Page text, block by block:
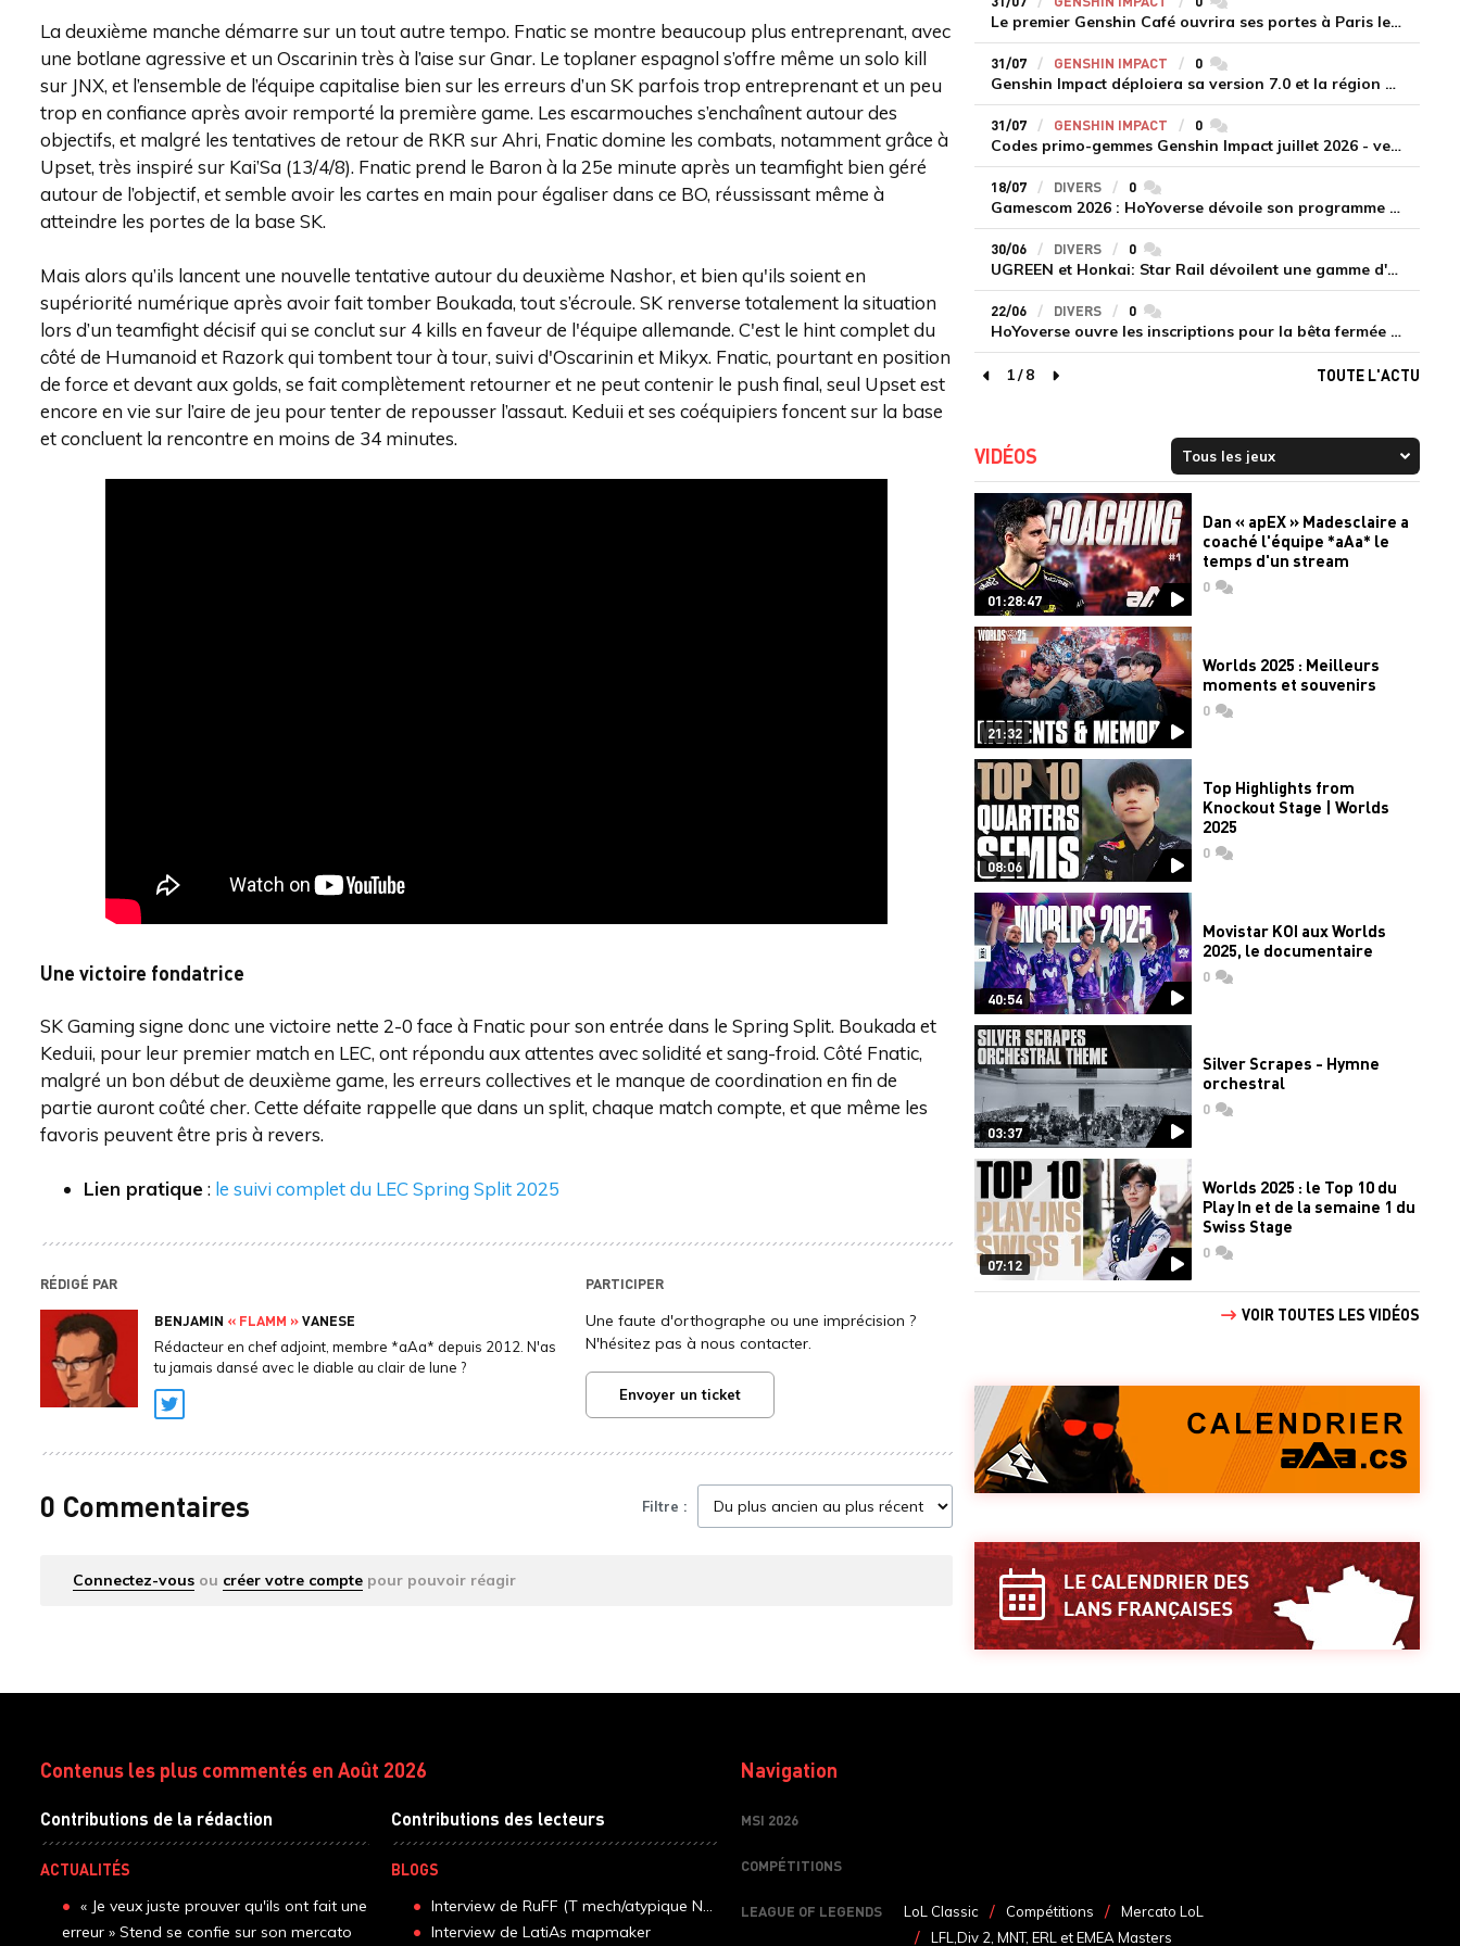
La deuxième manche démarre sur un tout autre tempo. Fnatic se montre beaucoup plus entreprenant, avec
une botlane agressive et un Oscarinin très à l’aise sur Gnar. Le toplaner espagnol s’offre même un solo kill
sur JNX, et l’ensemble de l’équipe capitalise bien sur les erreurs d’un SK parfois trop entreprenant et un peu
trop en confiance après avoir remporté la première game. Les escarmouches s’enchaînent autour des
objectifs, et malgré les tentatives de retour de RKR sur Ahri, Fnatic domine les combats, notamment grâce à
Upset, très inspiré sur Kai’Sa (13/4/8). Fnatic prend le Baron à la 25e minute après un teamfight bien géré
autour de l’objectif, et semble avoir les cartes en main pour égaliser dans ce BO, réussissant même à
atteindre les portes de la base SK.
Mais alors qu’ils lancent une nouvelle tentative autour du deuxième Nashor, et bien qu'ils soient en
supériorité numérique après avoir fait tomber Boukada, tout s’écroule. SK renverse totalement la situation
lors d’un teamfight décisif qui se conclut sur 4 kills en faveur de l'équipe allemande. C'est le hint complet du
côté de Humanoid et Razork qui tombent tour à tour, suivi d'Oscarinin et Mikyx. Fnatic, pourtant en position
de force et devant aux golds, se fait complètement retourner et ne peut contenir le push final, seul Upset est
encore en vie sur l’aire de jeu pour tenter de repousser l’assaut. Keduii et ses coéquipiers foncent sur la base
et concluent la rencontre en moins de 34 minutes.
Une victoire fondatrice
SK Gaming signe donc une victoire nette 2-0 face à Fnatic pour son entrée dans le Spring Split. Boukada et
Keduii, pour leur premier match en LEC, ont répondu aux attentes avec solidité et sang-froid. Côté Fnatic,
malgré un bon début de deuxième game, les erreurs collectives et le manque de coordination en fin de
partie auront coûté cher. Cette défaite rappelle que dans un split, chaque match compte, et que même les
favoris peuvent être pris à revers.
Lien pratique: le suivi complet du LEC Spring Split 2025
RÉDIGÉ PAR
BENJAMIN « FLAMM »VANESE
Rédacteur en chef adjoint, membre *aAa* depuis 2012. N'as
tu jamais dansé avec le diable au clair de lune ?
Twitter
PARTICIPER
Une faute d'orthographe ou une imprécision ?
N'hésitez pas à nous contacter.
Envoyer un ticket
0 Commentaires Filtre :
Connectez-vous ou créer votre compte pour pouvoir réagir
Le premier Genshin Café ouvrira ses portes à Paris le 14 août
31/07 GENSHIN IMPACT 0commentaires
Genshin Impact déploiera sa version 7.0 et la région de Snezhnaya le 12 août
31/07 GENSHIN IMPACT 0commentaires
Codes primo-gemmes Genshin Impact juillet 2026 - version 7.0
18/07 DIVERS 0commentaires
Gamescom 2026 : HoYoverse dévoile son programme et présente deux nouveaux jeux inédits
30/06 DIVERS 0commentaires
UGREEN et Honkai: Star Rail dévoilent une gamme d'accessoires de recharge en édition limitée
22/06 DIVERS 0commentaires
HoYoverse ouvre les inscriptions pour la bêta fermée de Honkai : Nexus Anima
page précédente
1/8
page suivante
TOUTE L'ACTU
VIDÉOS
01:28:47
Dan « apEX » Madesclaire a
coaché l'équipe *aAa* le
temps d'un stream
0commentaires
21:32
Worlds 2025 : Meilleurs
moments et souvenirs
0commentaires
08:06
Top Highlights from
Knockout Stage | Worlds
2025
0commentaires
40:54
Movistar KOI aux Worlds
2025, le documentaire
0commentaires
03:37
Silver Scrapes - Hymne
orchestral
0commentaires
07:12
Worlds 2025 : le Top 10 du
Play In et de la semaine 1 du
Swiss Stage
0commentaires
VOIR TOUTES LES VIDÉOS
Contenus les plus commentés en Août 2026
Contributions de la rédaction
ACTUALITÉS
« Je veux juste prouver qu'ils ont fait une
erreur » Stend se confie sur son mercato
Contributions des lecteurs
BLOGS
Interview de RuFF (T mech/atypique N...
Interview de LatiAs mapmaker
Navigation
MSI 2026
COMPÉTITIONS
LEAGUE OF LEGENDS LoL Classic Compétitions
Mercato LoL
LFL,Div 2, MNT, ERL et EMEA Masters